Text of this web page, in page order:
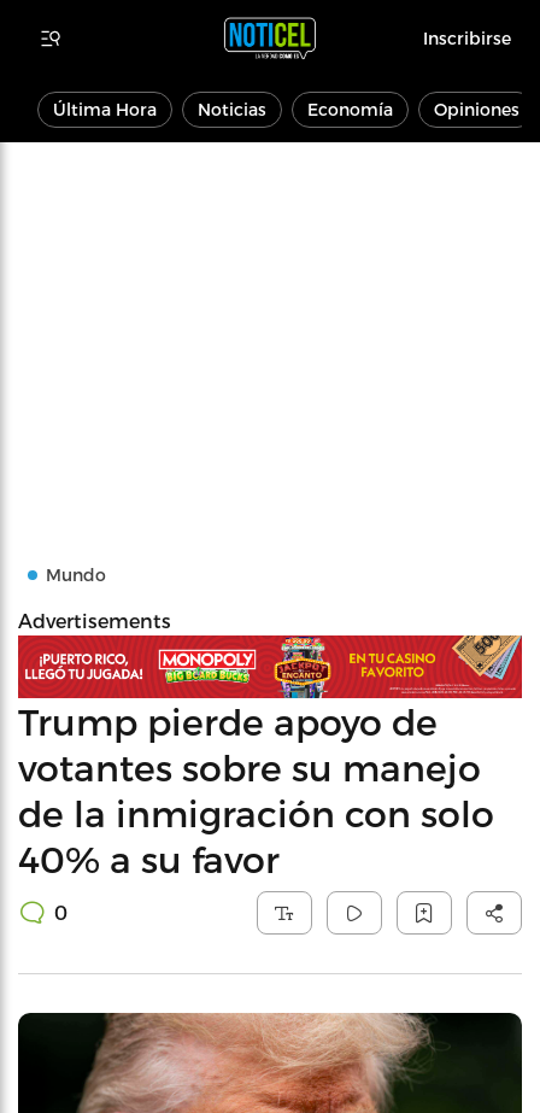
Inscribirse
Última Hora Noticias Economía Opiniones
Mundo
Advertisements
Trump pierde apoyo de
votantes sobre su manejo
de la inmigración con solo
40% a su favor
0